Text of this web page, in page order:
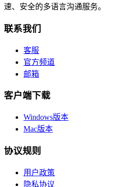
速、安全的多语言沟通服务。
联系我们
客服
官方频道
邮箱
客户端下载
Windows版本
Mac版本
协议规则
用户政策
隐私协议